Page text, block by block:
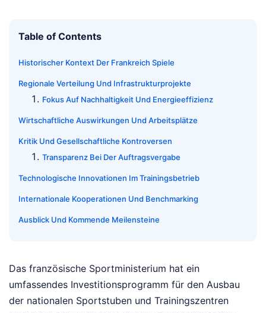
Table of Contents
Historischer Kontext Der Frankreich Spiele
Regionale Verteilung Und Infrastrukturprojekte
Fokus Auf Nachhaltigkeit Und Energieeffizienz
Wirtschaftliche Auswirkungen Und Arbeitsplätze
Kritik Und Gesellschaftliche Kontroversen
Transparenz Bei Der Auftragsvergabe
Technologische Innovationen Im Trainingsbetrieb
Internationale Kooperationen Und Benchmarking
Ausblick Und Kommende Meilensteine
Das französische Sportministerium hat ein
umfassendes Investitionsprogramm für den Ausbau
der nationalen Sportstuben und Trainingszentren